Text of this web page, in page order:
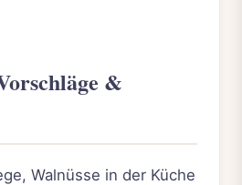
&
Walnüsse in der Küche